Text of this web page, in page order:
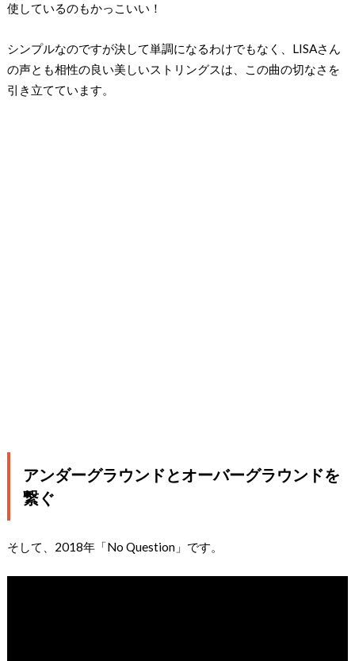
使しているのもかっこいい！
シンプルなのですが決して単調になるわけでもなく、LISAさん
の声とも相性の良い美しいストリングスは、この曲の切なさを
引き立てています。
アンダーグラウンドとオーバーグラウンドを
繋ぐ
そして、2018年「No Question」です。